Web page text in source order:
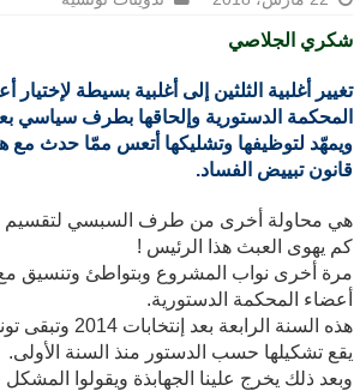
شكري الجلاصي
تغيير أغلبية الثلثين إلى أغلبية بسيطة
المحكمة الدستورية وإلحاقها بطرف سياسي
ويمهّد لتوظيفها وتشليكها أتعس ممّا حدث مع
قانون تبييض الفساد.
هي محاولة أخرى من طرف السبسي لتقسيم
كم يهوى العبث هذا الرئيس !
مرة أخرى نواب المشروع وبتواطئ وتنسيق
أعضاء المحكمة الدستورية.
هذه السنة
يقع تشكيلها حسب الدستور منذ السنة الأولى.
وبعد ذلك يخرج علينا الجهابذة ويقولوا